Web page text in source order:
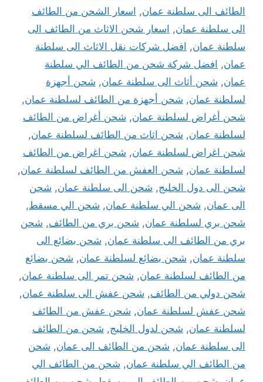
الطائف الى سلطنة عمان, اسعار الشحن من الطائف
الى سلطنة عمان, اسعار شحن الاثاث من الطائف الى
سلطنة عمان, افضل شركات نقل الاثاث الى سلطنة
عمان, افضل شركة شحن من الطائف الي سلطنة
عمان, شحن أثاث الى سلطنة عمان, شحن أجهزة
لسلطنة عمان, شحن أجهزة من الطائف لسلطنة عمان,
شحن أغراض لسلطنة عمان, شحن أغراض من الطائف
لسلطنة عمان, شحن اثاث من الطائف لسلطنة عمان,
شحن اغراض لسلطنة عمان, شحن اغراض من الطائف
لسلطنة عمان, شحن العفش من الطائف لسلطنة عمان,
شحن الى دول الخليج, شحن الى سلطنة عمان, شحن
الى عمان, شحن الي سلطنة عمان, شحن الي مسقط,
شحن بري لسلطنة عمان, شحن بري من الطائف, شحن
بري من الطائف الى سلطنة عمان, شحن بضائع الى
سلطنة عمان, شحن بضائع لسلطنة عمان, شحن بضائع
من الطائف لسلطنة عمان, شحن تمر الى سلطنة عمان,
شحن دولي من الطائف, شحن عفش الى سلطنة عمان,
شحن عفش لسلطنة عمان, شحن عفش من الطائف
لسلطنة عمان, شحن لدول الخليج, شحن من الطائف
الى سلطنة عمان, شحن من الطائف الى عمان, شحن
من الطائف الي سلطنة عمان, شحن من الطائف الي